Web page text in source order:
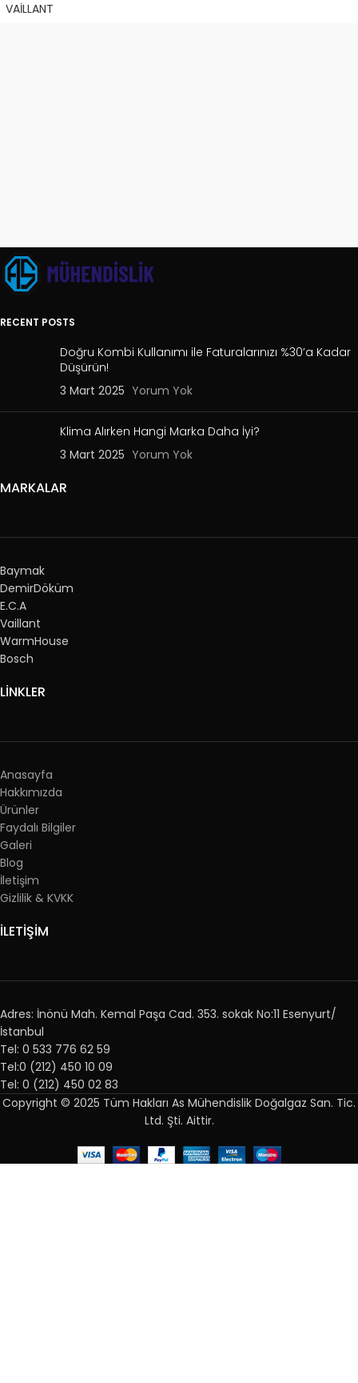
VAİLLANT
RECENT POSTS
Doğru Kombi Kullanımı ile Faturalarınızı %30’a Kadar
Düşürün!
3 Mart 2025 Yorum Yok
Klima Alırken Hangi Marka Daha İyi?
3 Mart 2025 Yorum Yok
MARKALAR
Baymak
DemirDöküm
E.C.A
Vaillant
WarmHouse
Bosch
LİNKLER
Anasayfa
Hakkımızda
Ürünler
Faydalı Bilgiler
Galeri
Blog
İletişim
Gizlilik & KVKK
İLETİŞİM
Adres: İnönü Mah. Kemal Paşa Cad. 353. sokak No:11 Esenyurt/
İstanbul
Tel: 0 533 776 62 59
Tel:0 (212) 450 10 09
Tel: 0 (212) 450 02 83
Copyright © 2025 Tüm Hakları As Mühendislik Doğalgaz San. Tic.
Ltd. Şti. Aittir.